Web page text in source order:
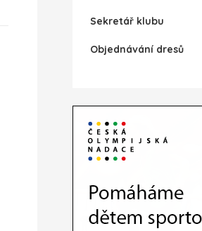
Sekretář klubu
Objednávání dresů